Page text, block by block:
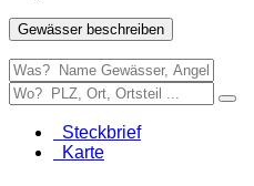
Gewässer beschreiben
Steckbrief
Karte